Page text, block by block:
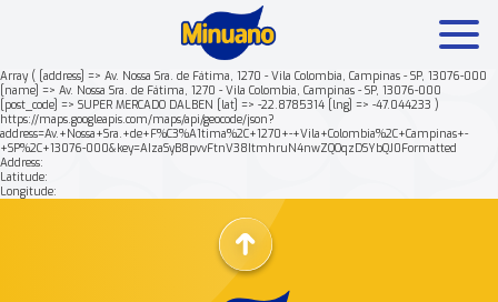
Array ( [address] => Av. Nossa Sra. de Fátima, 1270 - Vila Colombia, Campinas - SP, 13076-000
[name] => Av. Nossa Sra. de Fátima, 1270 - Vila Colombia, Campinas - SP, 13076-000
[post_code] => SUPER MERCADO DALBEN [lat] => -22.8785314 [lng] => -47.044233 )
https://maps.googleapis.com/maps/api/geocode/json?
address=Av.+Nossa+Sra.+de+F%C3%A1tima%2C+1270+-+Vila+Colombia%2C+Campinas+-
+SP%2C+13076-000&key=AIzaSyB8pvvFtnV38ItmhruN4nwZQOqzDSYbQJ0Formatted
Address:
Latitude:
Longitude:
Mais buscados: Produtos Minuano Rende +
Nossa história